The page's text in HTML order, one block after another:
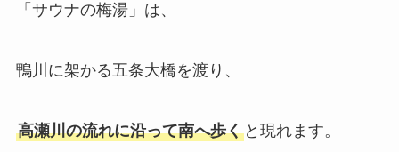
「サウナの梅湯」は、
鴨川に架かる五条大橋を渡り、
高瀬川の流れに沿って南へ歩くと現れます。